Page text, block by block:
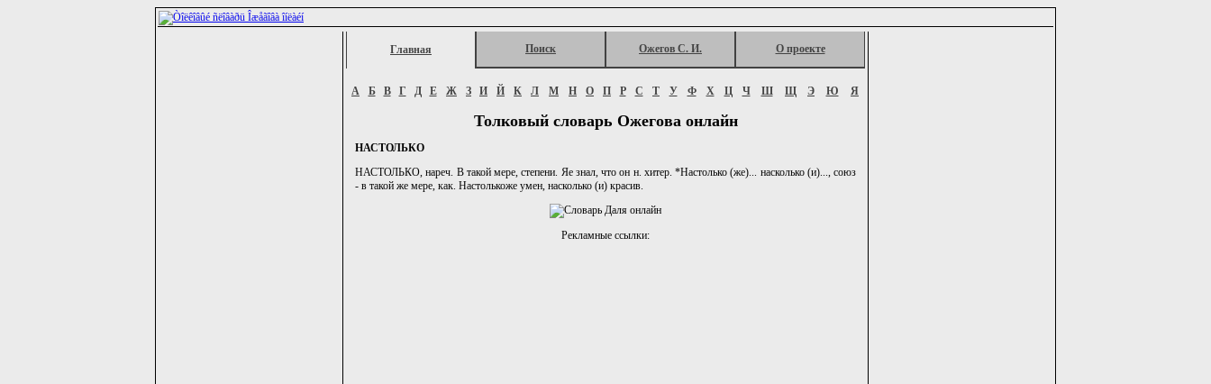
Главная Поиск Ожегов С. И. О проекте
А Б В Г Д Е Ж З И Й К Л М Н О П Р С Т У Ф Х Ц Ч Ш Щ Э Ю Я
Толковый словарь Ожегова онлайн
НАСТОЛЬКО
НАСТОЛЬКО, нареч. В такой мере, степени. Яе знал, что он н. хитер. *Настолько (же)... насколько (и)..., союз
- в такой же мере, как. Настолькоже умен, насколько (и) красив.
Рекламные ссылки: